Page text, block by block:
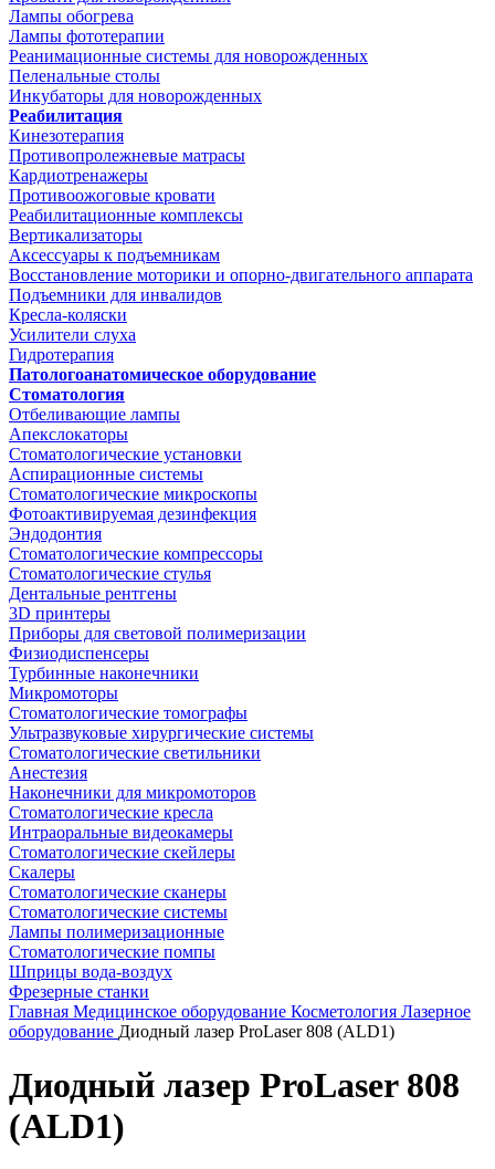
Лампы обогрева
Лампы фототерапии
Реанимационные системы для новорожденных
Пеленальные столы
Инкубаторы для новорожденных
Реабилитация
Кинезотерапия
Противопролежневые матрасы
Кардиотренажеры
Противоожоговые кровати
Реабилитационные комплексы
Вертикализаторы
Аксессуары к подъемникам
Восстановление моторики и опорно-двигательного аппарата
Подъемники для инвалидов
Кресла-коляски
Усилители слуха
Гидротерапия
Патологоанатомическое оборудование
Стоматология
Отбеливающие лампы
Апекслокаторы
Стоматологические установки
Аспирационные системы
Стоматологические микроскопы
Фотоактивируемая дезинфекция
Эндодонтия
Стоматологические компрессоры
Стоматологические стулья
Дентальные рентгены
3D принтеры
Приборы для световой полимеризации
Физиодиспенсеры
Турбинные наконечники
Микромоторы
Стоматологические томографы
Ультразвуковые хирургические системы
Стоматологические светильники
Анестезия
Наконечники для микромоторов
Стоматологические кресла
Интраоральные видеокамеры
Стоматологические скейлеры
Скалеры
Стоматологические сканеры
Стоматологические системы
Лампы полимеризационные
Стоматологические помпы
Шприцы вода-воздух
Фрезерные станки
Главная Медицинское оборудование Косметология Лазерное
оборудование Диодный лазер ProLaser 808 (ALD1)
Диодный лазер ProLaser 808
(ALD1)